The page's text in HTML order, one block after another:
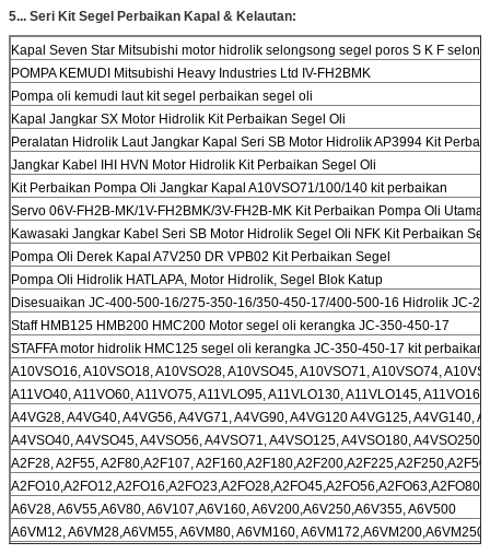
5... Seri Kit Segel Perbaikan Kapal & Kelautan:
Kapal Seven Star Mitsubishi motor hidrolik selongsong segel poros S K F
POMPA KEMUDI Mitsubishi Heavy Industries Ltd IV-FH2BMK
Pompa oli kemudi laut kit segel perbaikan segel oli
Kapal Jangkar SX Motor Hidrolik Kit Perbaikan Segel Oli
Peralatan Hidrolik Laut Jangkar Kapal Seri SB Motor Hidrolik AP3994 Kit
Jangkar Kabel IHI HVN Motor Hidrolik Kit Perbaikan Segel Oli
Kit Perbaikan Pompa Oli Jangkar Kapal A10VSO71/100/140 kit perbaikan
Servo 06V-FH2B-MK/1V-FH2BMK/3V-FH2B-MK Kit Perbaikan Pompa Oli Utama
Kawasaki Jangkar Kabel Seri SB Motor Hidrolik Segel Oli NFK Kit Perbaikan
Pompa Oli Derek Kapal A7V250 DR VPB02 Kit Perbaikan Segel
Pompa Oli Hidrolik HATLAPA, Motor Hidrolik, Segel Blok Katup
Disesuaikan JC-400-500-16/275-350-16/350-450-17/400-500-16 Hidrolik JC-
Staff HMB125 HMB200 HMC200 Motor segel oli kerangka JC-350-450-17
STAFFA motor hidrolik HMC125 segel oli kerangka JC-350-450-17 kit perbaikan
A10VSO16, A10VSO18, A10VSO28, A10VSO45, A10VSO71, A10VSO74,
A11VO40, A11VO60, A11VO75, A11VLO95, A11VLO130, A11VLO145,
A4VG28, A4VG40, A4VG56, A4VG71, A4VG90, A4VG120 A4VG125, A4VG140,
A4VSO40, A4VSO45, A4VSO56, A4VSO71, A4VSO125, A4VSO180, A4VSO250,
A2F28, A2F55, A2F80,A2F107,
A6V28, A6V55,A6V80, A6V107,A6V160, A6V200,A6V250,A6V355, A6V500
A6VM12, A6VM28,A6VM55, A6VM80, A6VM160,